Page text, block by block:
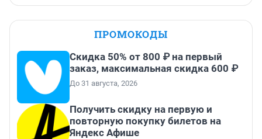
ПРОМОКОДЫ
Скидка 50% от 800 ₽ на первый
заказ, максимальная скидка 600 ₽
До 31 августа, 2026
Получить скидку на первую и
повторную покупку билетов на
Яндекс Афише